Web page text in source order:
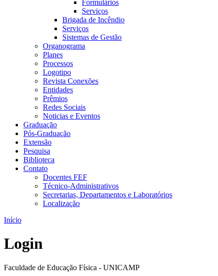
Formulários
Serviços
Brigada de Incêndio
Serviços
Sistemas de Gestão
Organograma
Planes
Processos
Logotipo
Revista Conexões
Entidades
Prêmios
Redes Sociais
Noticias e Eventos
Graduação
Pós-Graduação
Extensão
Pesquisa
Biblioteca
Contato
Docentes FEF
Técnico-Administrativos
Secretarias, Departamentos e Laboratórios
Localização
Início
Login
Faculdade de Educação Física - UNICAMP